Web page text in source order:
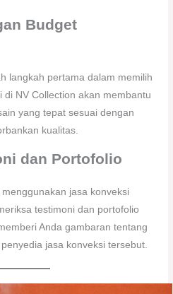
Budget
langkah pertama dalam memilih
di NV Collection akan membantu
yang tepat sesuai dengan
kualitas.
dan Portofolio
jasa konveksi
testimoni dan portofolio
Anda gambaran tentang
jasa konveksi tersebut.